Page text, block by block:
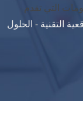
التي تقدم
التقنية - الحلول